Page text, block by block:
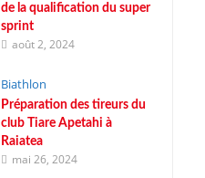
de la qualification du super
sprint
août 2, 2024
Biathlon
Préparation des tireurs du
club Tiare Apetahi à
Raiatea
mai 26, 2024